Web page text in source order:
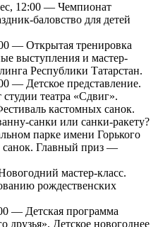
12:00 — Чемпионат
баловство для детей
— Открытая тренировка
выступления и мастер-
Республики Татарстан.
— Детское представление.
студии театра «Сдвиг».
кастомных санок.
санки или санки-ракету?
парке имени Горького
санок. Главный приз —
мастер-класс.
рождественских
— Детская программа
друзья». Детское новогоднее